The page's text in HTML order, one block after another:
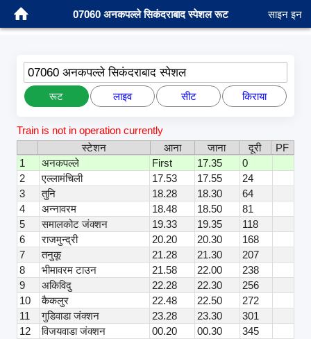
07060 अनकपल्ले सिकंदराबाद स्पेशल रूट साइन इन
07060 अनकपल्ले सिकंदराबाद स्पेशल
रूट लाइव सीट किराया
Train is not in operation currently
स्टेशन
आना जाना दूरी
PF
1
अनकपल्ले First 17.35
0
2
एल्लामंचिली 17.53 17.55
24
3
तुनि 18.28 18.30
64
4
अन्नावरम 18.48 18.50
81
5
समालकोट जंक्शन 19.33 19.35
118
6
राजमुन्द्री 20.20 20.30
168
7
तनुकू 21.28 21.30
207
8
भीमावरम टाउन 21.58 22.00
238
9
अकिविदु 22.28 22.30
256
10
कैकलुर 22.48 22.50
272
11
गुडिवाडा जंक्शन 23.28 23.30
301
12
विजयवाडा जंक्शन 00.20 00.30
345